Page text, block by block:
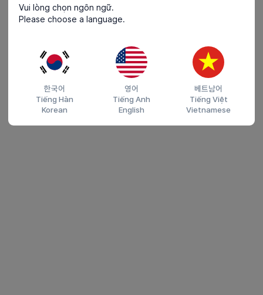
Vui lòng chọn ngôn ngữ.
Please choose a language.
한국어
Tiếng Hàn
Korean
영어
Tiếng Anh
English
베트남어
Tiếng Việt
Vietnamese
3) 광역지자체 추천 : 5,500명
탄력배정 : 7,850명
예비허용 인원
체류자격 외 활동